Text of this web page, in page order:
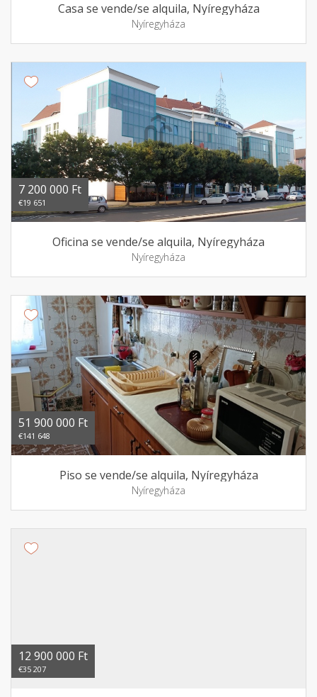
Casa se vende/se alquila, Nyíregyháza
Nyíregyháza
7 200 000 Ft
€19 651
Oficina se vende/se alquila, Nyíregyháza
Nyíregyháza
51 900 000 Ft
€141 648
Piso se vende/se alquila, Nyíregyháza
Nyíregyháza
12 900 000 Ft
€35 207